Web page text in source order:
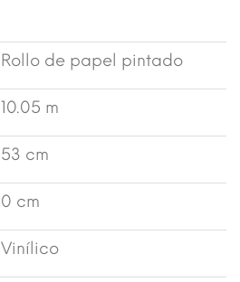
Rollo de papel pintado
10.05 m
53 cm
0 cm
Vinílico